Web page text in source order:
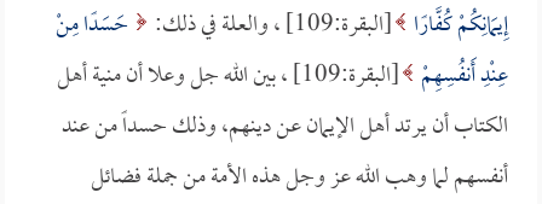
إِيمَانِكُمْ كُفَّارًا [البقرة:109] ، والعلة في ذلك:
حَسَدًا مِنْ
عِنْدِ أَنفُسِهِمْ
[البقرة:109] ، بين الله جل وعلا أن منية أهل
الكتاب أن يرتد أهل الإيمان عن دينهم، وذلك حسداً من عند
أنفسهم لما وهب الله عز وجل هذه الأمة من جملة فضائل